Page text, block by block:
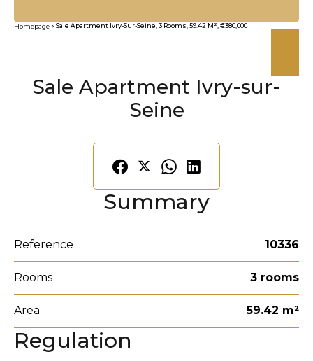
Homepage Sale Apartment Ivry-Sur-Seine, 3 Rooms, 59.42 M², €380,000
Sale Apartment Ivry-sur-
Seine
Summary
Reference 10336
Rooms 3 rooms
Area 59.42 m²
Regulation